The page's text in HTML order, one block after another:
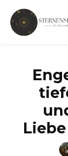
Inhalt
springen